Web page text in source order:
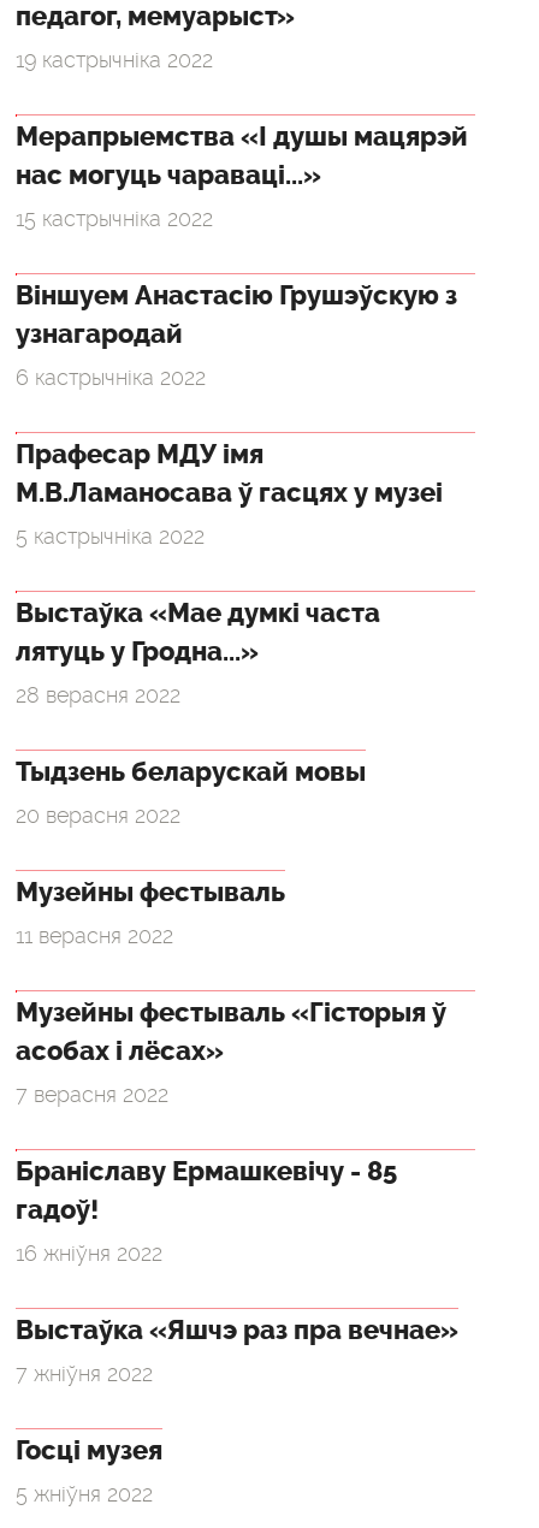
педагог, мемуарыст»
19 кастрычніка 2022
Мерапрыемства «І душы мацярэй
нас могуць чараваці...»
15 кастрычніка 2022
Віншуем Анастасію Грушэўскую з
узнагародай
6 кастрычніка 2022
Прафесар МДУ імя
М.В.Ламаносава ў гасцях у музеі
5 кастрычніка 2022
Выстаўка «Мае думкі часта
лятуць у Гродна...»
28 верасня 2022
Тыдзень беларускай мовы
20 верасня 2022
Музейны фестываль
11 верасня 2022
Музейны фестываль «Гісторыя ў
асобах і лёсах»
7 верасня 2022
Браніславу Ермашкевічу - 85
гадоў!
16 жніўня 2022
Выстаўка «Яшчэ раз пра вечнае»
7 жніўня 2022
Госці музея
5 жніўня 2022